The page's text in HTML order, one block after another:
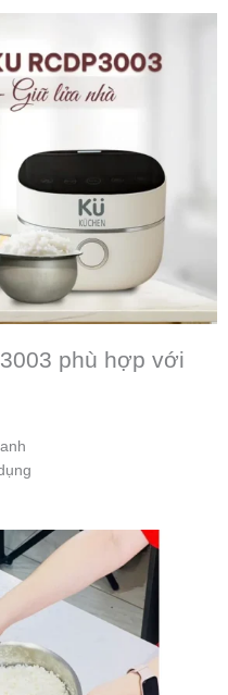
phù hợp với